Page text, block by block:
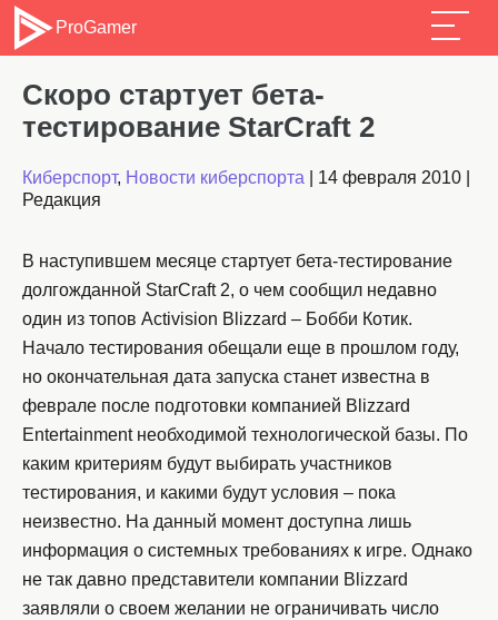
ProGamer
Скоро стартует бета-
тестирование StarCraft 2
Киберспорт, Новости киберспорта 14 февраля 2010
Редакция
В наступившем месяце стартует бета-тестирование
долгожданной StarCraft 2, о чем сообщил недавно
один из топов Activision Blizzard – Бобби Котик.
Начало тестирования обещали еще в прошлом году,
но окончательная дата запуска станет известна в
феврале после подготовки компанией Blizzard
Entertainment необходимой технологической базы. По
каким критериям будут выбирать участников
тестирования, и какими будут условия – пока
неизвестно. На данный момент доступна лишь
информация о системных требованиях к игре. Однако
не так давно представители компании Blizzard
заявляли о своем желании не ограничивать число